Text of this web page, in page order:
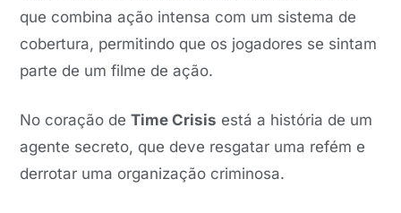
que combina ação intensa com um sistema de
cobertura, permitindo que os jogadores se sintam
parte de um filme de ação.
No coração deTime Crisis está a história de um
agente secreto, que deve resgatar uma refém e
derrotar uma organização criminosa.